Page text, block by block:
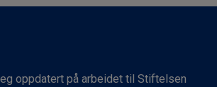
oppdatert på arbeidet til Stiftelsen